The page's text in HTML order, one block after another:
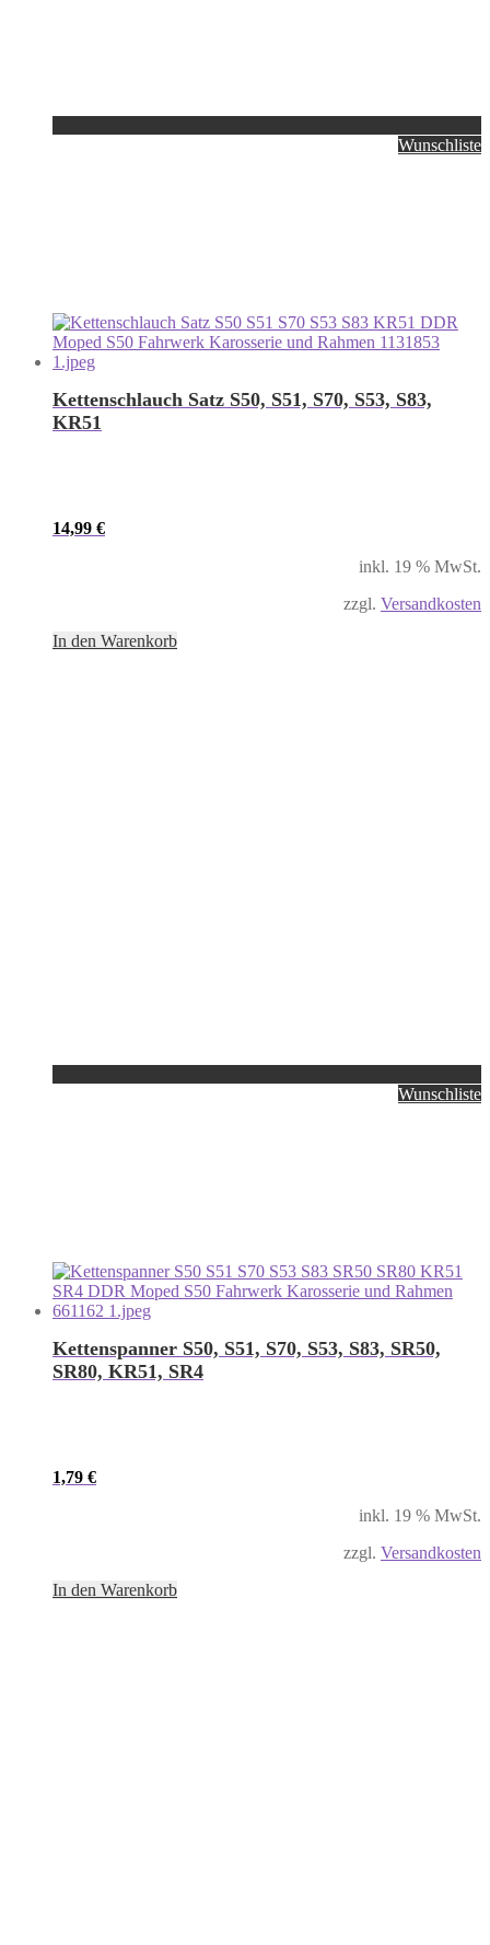
Wunschliste
Kettenschlauch Satz S50, S51, S70, S53, S83,
KR51
14,99 €
inkl. 19 % MwSt.
zzgl. Versandkosten
In den Warenkorb
Wunschliste
Kettenspanner S50, S51, S70, S53, S83, SR50,
SR80, KR51, SR4
1,79 €
inkl. 19 % MwSt.
zzgl. Versandkosten
In den Warenkorb